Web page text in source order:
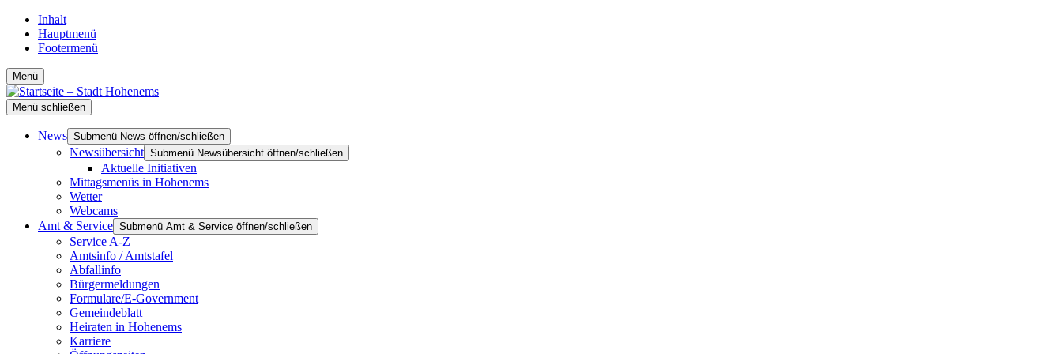
Inhalt
Hauptmenü
Footermenü
Menü
Menü schließen
News Submenü News öffnen/schließen
Newsübersicht Submenü Newsübersicht öffnen/schließen
Aktuelle Initiativen
Mittagsmenüs in Hohenems
Wetter
Webcams
Amt & Service Submenü Amt & Service öffnen/schließen
Service A-Z
Amtsinfo / Amtstafel
Abfallinfo
Bürgermeldungen
Formulare/E-Government
Gemeindeblatt
Heiraten in Hohenems
Karriere